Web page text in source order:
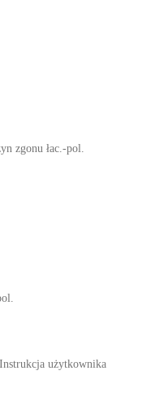
zgonu łac.-pol.
użytkownika